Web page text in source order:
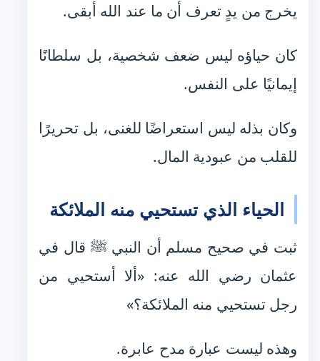
يخرج من يدٍ تعرف أن ما عند الله أبقى.
كان حياؤه ليس ضعف شخصية، بل سلطانًا
إيمانيًا على النفس.
وكان بذله ليس استعراضًا للغنى، بل تحريرًا
للقلب من عبودية المال.
الحياء الذي تستحيي منه الملائكة
ثبت في صحيح مسلم أن النبي ﷺ قال في
عثمان رضي الله عنه: «ألا أستحيي من
رجل تستحيي منه الملائكة؟»
وهذه ليست عبارة مدح عابرة.